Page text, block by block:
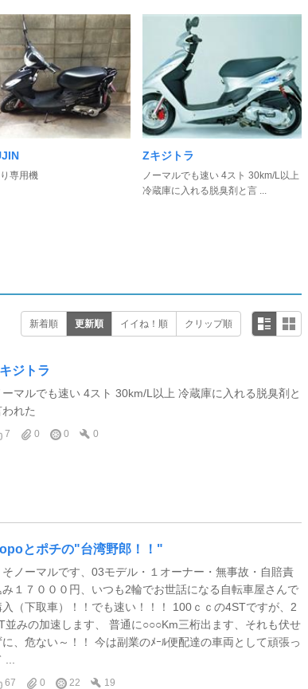
専用機
Zキジトラ
ノーマルでも速い 4スト 30km/L以上
冷蔵庫に入れる脱臭剤と言 ...
新着順 更新順 イイね！順 クリップ順
ジトラ
ーマルでも速い 4スト 30km/L以上 冷蔵庫に入れる脱臭剤と
れた
7 0 0 0
とポチの"台湾野郎！！"
そノーマルです、03モデル・１オーナー・無事故・自賠責
み１７０００円、いつも2輪でお世話になる自転車屋さんで
入（下取車）！！でも速い！！！ 100ｃｃの4STですが、2
並みの加速します、 普通に○○○Km三桁出ます、それも伏せ
に、危ない～！！ 今は副業のﾒｰﾙ便配達の車両として頑張っ
67 0 22 19